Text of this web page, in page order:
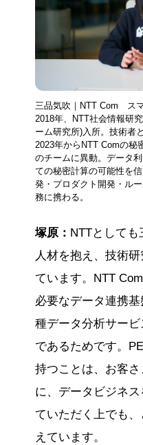
三品気吹｜NTT Com ス
2018年、NTT社会情報研
ーム研究所)入所。技術者
2023年からNTT Comの秘
のチームに異動。データ
ての秘密計算の可能性を
発・プロダクト開発・ル
務に携わる。
塚原： NTTとしても
人材を抱え、技術
ています。NTT
必要なデータ連携
種データ分析サー
であるためです。
持つことは、お客
に、データビジネ
ていただく上でも
えています。